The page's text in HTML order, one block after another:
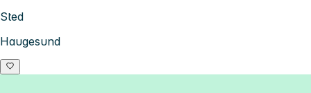
Sted
Haugesund